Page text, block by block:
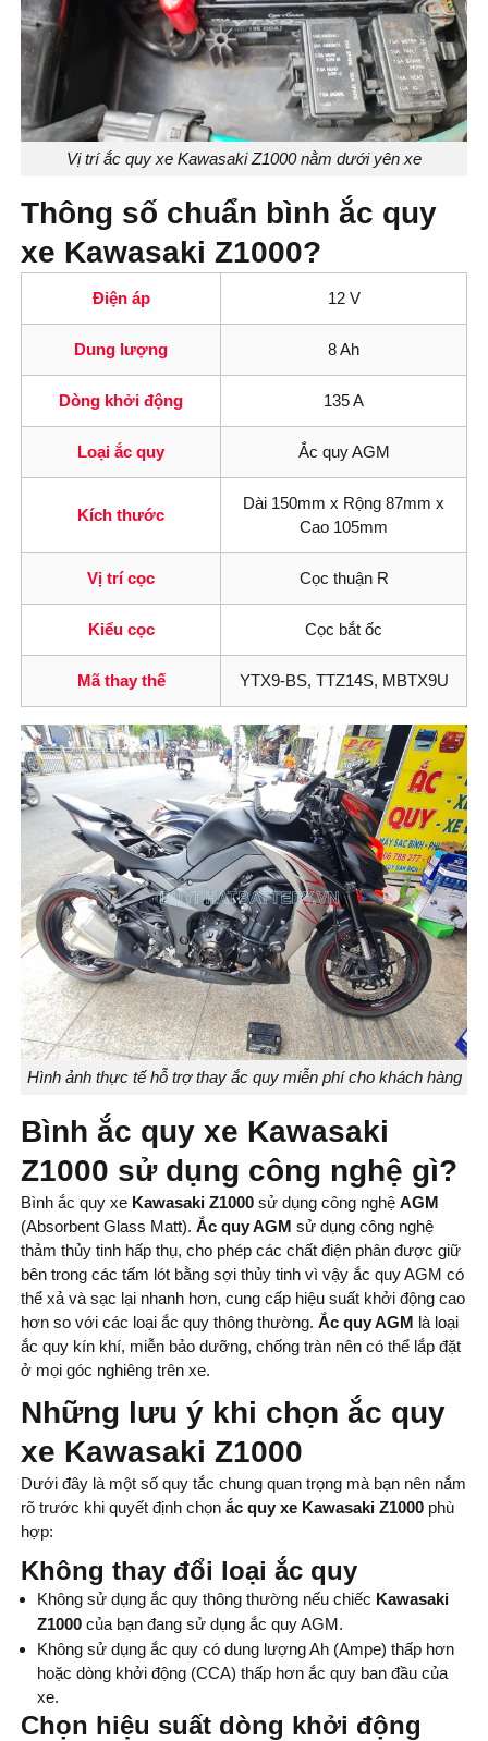
Vị trí ắc quy xe Kawasaki Z1000 nằm dưới yên xe
Thông số chuẩn bình ắc quy
xe Kawasaki Z1000?
Điện áp 12 V
Dung lượng 8 Ah
Dòng khởi động 135 A
Loại ắc quy Ắc quy AGM
Kích thước
Dài 150mm x Rộng 87mm x
Cao 105mm
Vị trí cọc Cọc thuận R
Kiểu cọc Cọc bắt ốc
Mã thay thế YTX9-BS, TTZ14S, MBTX9U
Hình ảnh thực tế hỗ trợ thay ắc quy miễn phí cho khách hàng
Bình ắc quy xe Kawasaki
Z1000 sử dụng công nghệ gì?
Bình ắc quy xe Kawasaki Z1000 sử dụng công nghệ AGM
(Absorbent Glass Matt). Ắc quy AGM sử dụng công nghệ
thảm thủy tinh hấp thụ, cho phép các chất điện phân được giữ
bên trong các tấm lót bằng sợi thủy tinh vì vậy ắc quy AGM có
thể xả và sạc lại nhanh hơn, cung cấp hiệu suất khởi động cao
hơn so với các loại ắc quy thông thường. Ắc quy AGM là loại
ắc quy kín khí, miễn bảo dưỡng, chống tràn nên có thể lắp đặt
ở mọi góc nghiêng trên xe.
Những lưu ý khi chọn ắc quy
xe Kawasaki Z1000
Dưới đây là một số quy tắc chung quan trọng mà bạn nên nắm
rõ trước khi quyết định chọn ắc quy xe Kawasaki Z1000 phù
hợp:
Không thay đổi loại ắc quy
Không sử dụng ắc quy thông thường nếu chiếc Kawasaki
Z1000 của bạn đang sử dụng ắc quy AGM.
Không sử dụng ắc quy có dung lượng Ah (Ampe) thấp hơn
hoặc dòng khởi động (CCA) thấp hơn ắc quy ban đầu của
xe.
Chọn hiệu suất dòng khởi động